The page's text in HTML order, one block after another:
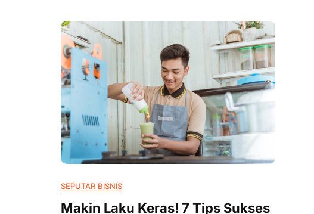
SEPUTAR BISNIS
Makin Laku Keras! 7 Tips Sukses